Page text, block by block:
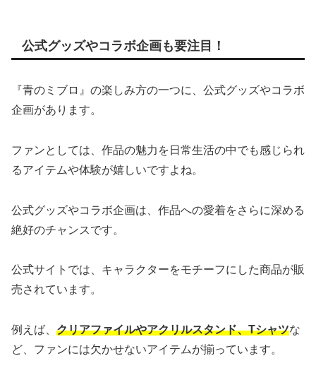
公式グッズやコラボ企画も要注目！
『青のミブロ』の楽しみ方の一つに、公式グッズやコラボ
企画があります。
ファンとしては、作品の魅力を日常生活の中でも感じられ
るアイテムや体験が嬉しいですよね。
公式グッズやコラボ企画は、作品への愛着をさらに深める
絶好のチャンスです。
公式サイトでは、キャラクターをモチーフにした商品が販
売されています。
例えば、 クリアファイルやアクリルスタンド、Tシャツな
ど、ファンには欠かせないアイテムが揃っています。